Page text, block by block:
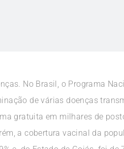
No Brasil, o Programa
de várias doenças
gratuita em milhares de
a cobertura vacinal da